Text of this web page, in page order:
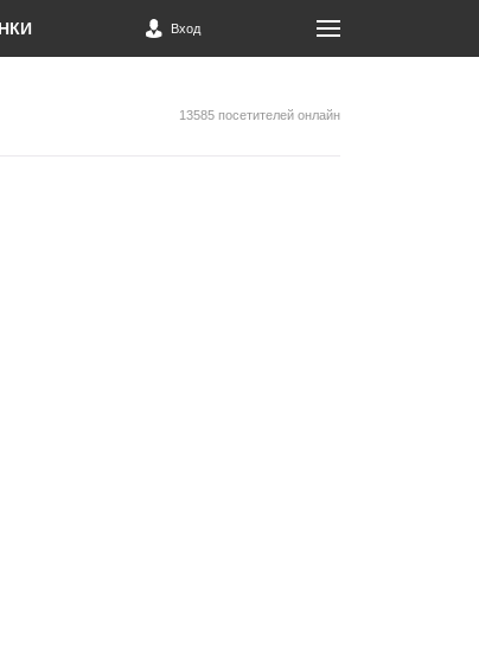
Вход
13585 посетителей онлайн